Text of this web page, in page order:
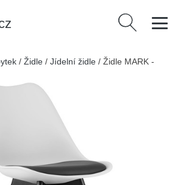
Vyhledávání
/ Židle / Jídelní židle / Židle MARK -